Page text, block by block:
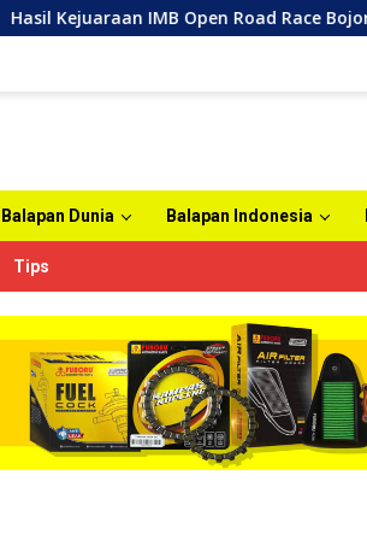
Open Road Race Bojonegoro 2026
Balapan Dunia Balapan Indonesia
Tips